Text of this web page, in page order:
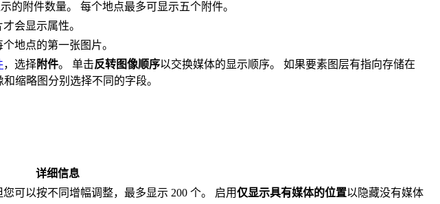
的附件数量。 每个地点最多可显示五个附件。
会显示属性。
地点的第一张图片。
，选择附件。 单击反转图像顺序以交换媒体的显示顺序。 如果要素图层有指向存储在
缩略图分别选择不同的字段。
详细信息
可以按不同增幅调整，最多显示 200 个。 启用仅显示具有媒体的位置以隐藏没有媒体